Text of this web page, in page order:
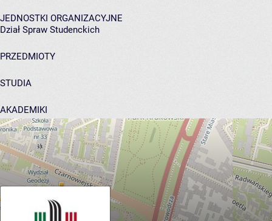
JEDNOSTKI ORGANIZACYJNE
Dział Spraw Studenckich
PRZEDMIOTY
STUDIA
AKADEMIKI
POMOC